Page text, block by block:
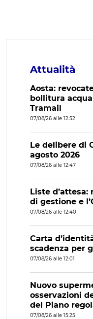
Attualità
Aosta:
bollitura
Tramail
07/08/26 alle 12:52
Le delibere di
agosto 2026
07/08/26 alle 12:47
Liste
di gestione e
07/08/26 alle 12:40
Carta
scadenza per
07/08/26 alle 12:01
Nuovo
osservazioni
del Piano
07/08/26 alle 15:25